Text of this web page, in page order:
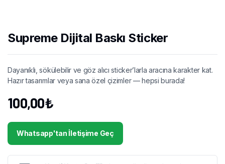
Supreme Dijital Baskı Sticker
Dayanıklı, sökülebilir ve göz alıcı sticker’larla aracına karakter kat.
Hazır tasarımlar veya sana özel çizimler — hepsi burada!
100,00₺
Whatsapp'tan İletişime Geç